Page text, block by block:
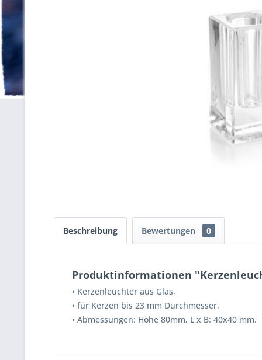
Beschreibung Bewertungen 0
Produktinformationen
• Kerzenleuchter aus Glas,
• für Kerzen bis 23 mm Durchmesser,
• Abmessungen: Höhe 80mm, L x B: 40x40 mm.